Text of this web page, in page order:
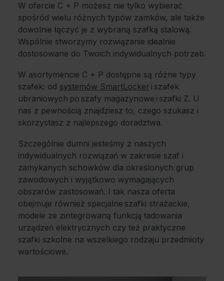
W ofercie C + P możesz nie tylko wybierać
spośród wielu różnych typów zamków, ale także
dowolnie łączyć je z wybraną szafką stalową.
Wspólnie stworzymy rozwiązanie idealnie
dostosowane do Twoich indywidualnych potrzeb.
W asortymencie C + P dostępne są różne typy
szafek: od systemów SmartLocker i szafek
ubraniowych po szafy magazynowe i szafki Z. U
nas z pewnością znajdziesz to, czego szukasz i
skorzystasz z najlepszego doradztwa.
Szczególnie dumni jesteśmy z naszych
indywidualnych rozwiązań w zakresie szaf i
zamykanych schowków dla określonych grup
zawodowych i wyjątkowo wymagających
obszarów zastosowań. I tak nasza oferta
obejmuje również specjalne szafki strażackie,
modele ze zintegrowaną funkcją ładowania
urządzeń elektrycznych czy też praktyczne
szafki szkolne na wszelkiego rodzaju przedmioty
wartościowe.